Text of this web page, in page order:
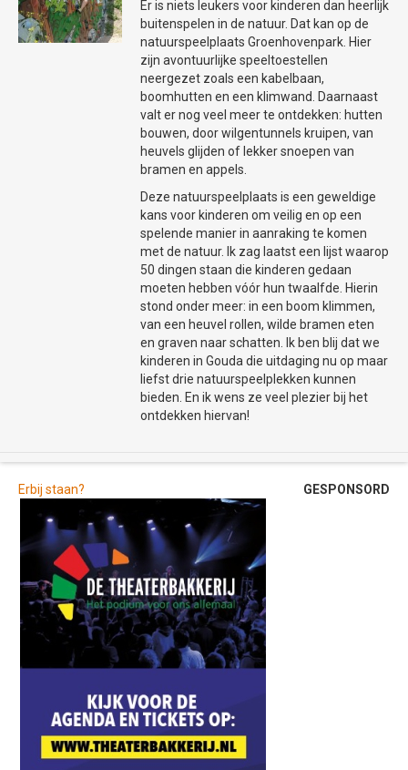
ACTUELE VARIA AGENDA
Zie voor de actuele regionale varia-
agenda’s op
www.uitlopergouda.nl
Er is niets leukers voor kinderen dan heerlijk
buitenspelen in de natuur. Dat kan op de
natuurspeelplaats Groenhovenpark. Hier
zijn avontuurlijke speeltoestellen
neergezet zoals een kabelbaan,
boomhutten en een klimwand. Daarnaast
valt er nog veel meer te ontdekken: hutten
bouwen, door wilgentunnels kruipen, van
heuvels glijden of lekker snoepen van
bramen en appels.
Deze natuurspeelplaats is een geweldige
kans voor kinderen om veilig en op een
spelende manier in aanraking te komen
met de natuur. Ik zag laatst een lijst waarop
50 dingen staan die kinderen gedaan
moeten hebben vóór hun twaalfde. Hierin
stond onder meer: in een boom klimmen,
van een heuvel rollen, wilde bramen eten
en graven naar schatten. Ik ben blij dat we
kinderen in Gouda die uitdaging nu op maar
liefst drie natuurspeelplekken kunnen
bieden. En ik wens ze veel plezier bij het
ontdekken hiervan!
Erbij staan? GESPONSORD